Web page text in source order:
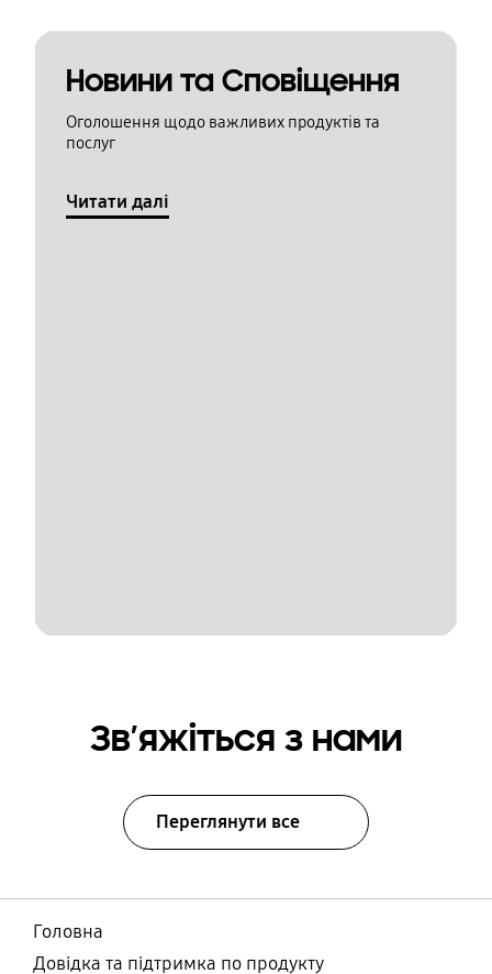
Новини та Сповіщення
Оголошення щодо важливих продуктів та
послуг
Читати далі
Зв’яжіться з нами
Переглянути все
Головна
Довідка та підтримка по продукту